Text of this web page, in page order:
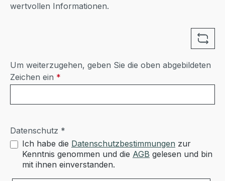
wertvollen Informationen.
Um weiterzugehen, geben Sie die oben abgebildeten
Zeichen ein *
Datenschutz *
Ich habe die Datenschutzbestimmungen zur
Kenntnis genommen und die AGB gelesen und bin
mit ihnen einverstanden.